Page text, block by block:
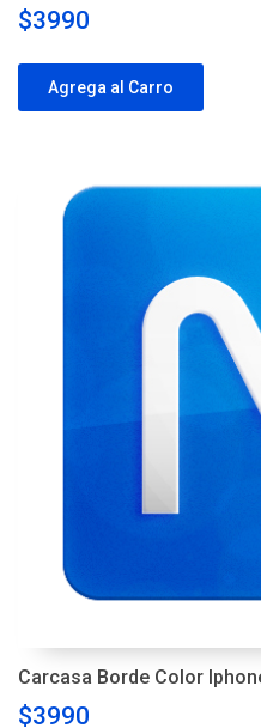
$3990
Agrega al Carro
Carcasa Borde Color
$3990